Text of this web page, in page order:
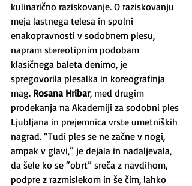
kulinarično raziskovanje. O raziskovanju
meja lastnega telesa in spolni
enakopravnosti v sodobnem plesu,
napram stereotipnim podobam
klasičnega baleta denimo, je
spregovorila plesalka in koreografinja
mag. Rosana Hribar, med drugim
prodekanja na Akademiji za sodobni ples
Ljubljana in prejemnica vrste umetniških
nagrad. “Tudi ples se ne začne v nogi,
ampak v glavi,” je dejala in nadaljevala,
da šele ko se “obrt” sreča z navdihom,
podpre z razmislekom in še čim, lahko